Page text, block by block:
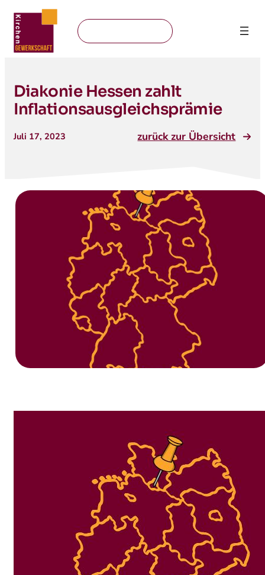
Diakonie Hessen zahlt
Inflationsausgleichsprämie
Juli 17, 2023 zurück zur Übersicht